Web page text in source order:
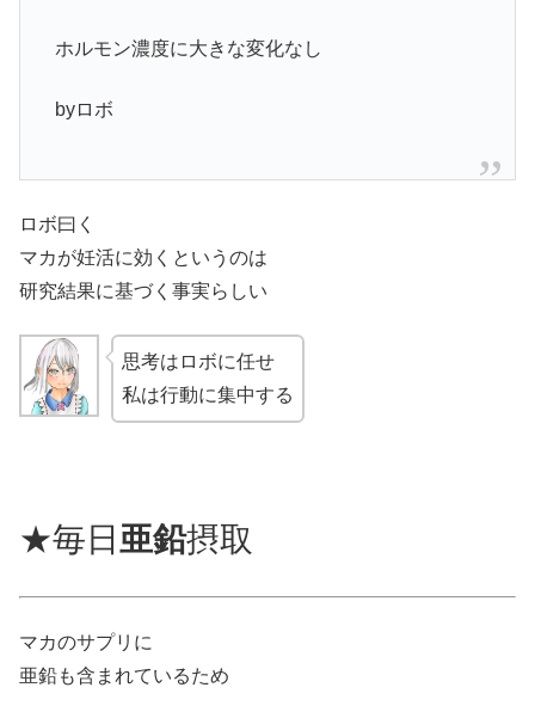
ホルモン濃度に大きな変化なし
byロボ
ロボ曰く
マカが妊活に効くというのは
研究結果に基づく事実らしい
思考はロボに任せ
私は行動に集中する
★毎日 亜鉛摂取
マカのサプリに
亜鉛も含まれているため